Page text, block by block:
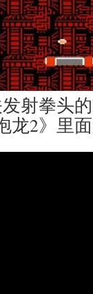
射拳头
龙2》里